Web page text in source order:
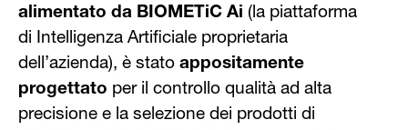
alimentato da BIOMETiC Ai (la piattaforma
di Intelligenza Artificiale proprietaria
dell’azienda), è stato appositamente
progettato per il controllo qualità ad alta
precisione e la selezione dei prodotti di